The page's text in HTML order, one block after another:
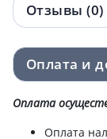
Отзывы (0)
Оплата и
Оплата
Оплата